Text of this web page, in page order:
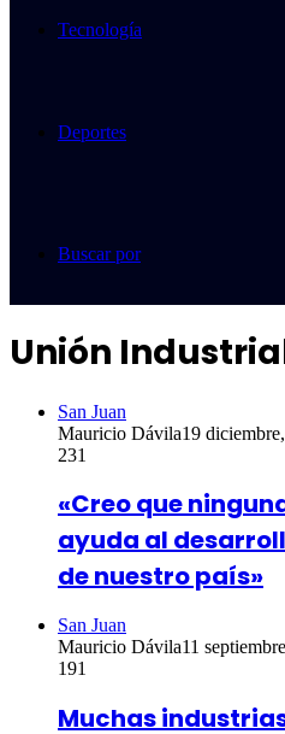
Tecnología
Deportes
Buscar por
Unión
San Juan
Mauricio Dávila19
231
«Creo que
ayuda al
de nuestro país»
San Juan
Mauricio Dávila11
191
Muchas